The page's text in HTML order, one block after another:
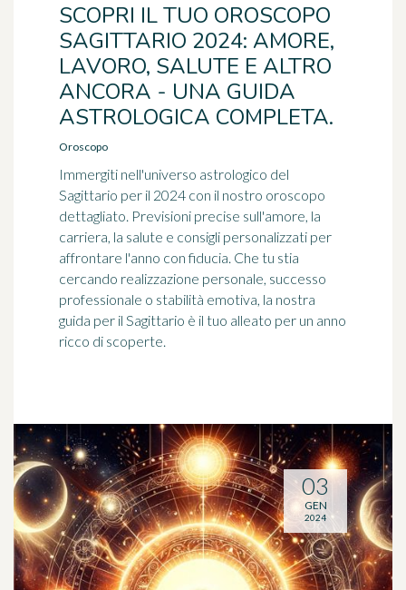
SCOPRI IL TUO OROSCOPO
SAGITTARIO 2024: AMORE,
LAVORO, SALUTE E ALTRO
ANCORA - UNA GUIDA
ASTROLOGICA COMPLETA.
Oroscopo
Immergiti nell'universo astrologico del
Sagittario per il 2024 con il nostro oroscopo
dettagliato. Previsioni precise sull'amore, la
carriera, la salute e consigli personalizzati per
affrontare l'anno con fiducia. Che tu stia
cercando realizzazione personale, successo
professionale o stabilità emotiva, la nostra
guida per il Sagittario è il tuo alleato per un anno
ricco di scoperte.
03
GEN
2024